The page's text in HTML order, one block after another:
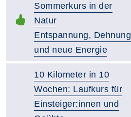
Sommerkurs in der
Natur
Entspannung, Dehnung
und neue Energie
10 Kilometer in 10
Wochen: Laufkurs für
Einsteiger:innen und